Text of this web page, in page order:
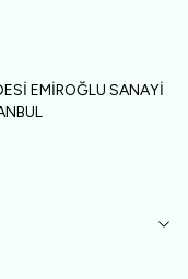
EMİROĞLU SANAYİ